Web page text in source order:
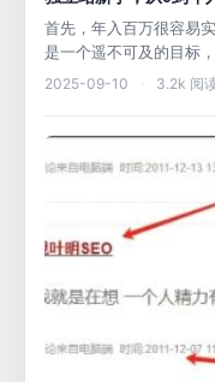
首先，年入百万很容易
是一个遥不可及的目标
2025-09-10 · 3.2k 阅